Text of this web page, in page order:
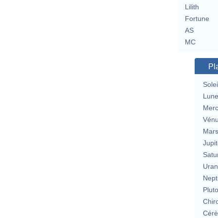
Lilith
Fortune
AS
MC
Lune
Mars